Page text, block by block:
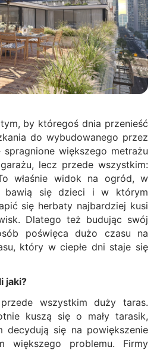
by któregoś dnia przenieść
do wybudowanego przez
większego metrażu
lecz przede wszystkim:
właśnie widok na ogród, w
bawią się dzieci i w którym
się herbaty najbardziej kusi
Dlatego też budując swój
poświęca dużo czasu na
który w ciepłe dni staje się
jaki?
wszystkim duży taras.
kuszą się o mały tarasik,
decydują się na powiększenie
problemu. Firmy